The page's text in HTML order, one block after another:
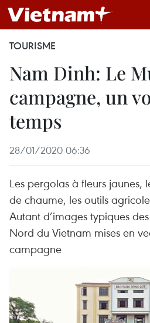
TOURISME
Nam Dinh: Le
campagne, un
temps
28/01/2020 06:36
Les pergolas à fleurs jaunes,
de chaume, les outils
Autant d’images typiques
Nord du Vietnam mises en
campagne